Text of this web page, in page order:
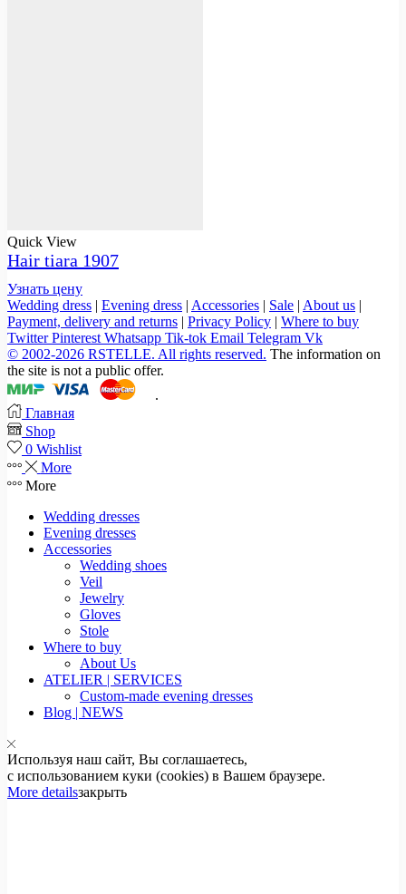
Quick View
Hair tiara 1907
Узнать цену
Wedding dress | Evening dress | Accessories | Sale | About us |
Payment, delivery and returns | Privacy Policy | Where to buy
Twitter Pinterest Whatsapp Tik-tok Email Telegram Vk
© 2002-2026 RSTELLE. All rights reserved. The information on
the site is not a public offer.
.
Главная
Shop
0 Wishlist
More
More
Wedding dresses
Evening dresses
Accessories
Wedding shoes
Veil
Jewelry
Gloves
Stole
Where to buy
About Us
ATELIER | SERVICES
Custom-made evening dresses
Blog | NEWS
Используя наш сайт, Вы соглашаетесь,
с использованием куки (cookies) в Вашем браузере.
More detailsзакрыть